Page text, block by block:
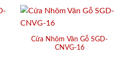
Cửa Nhôm Vân Gỗ SGD-
CNVG-16